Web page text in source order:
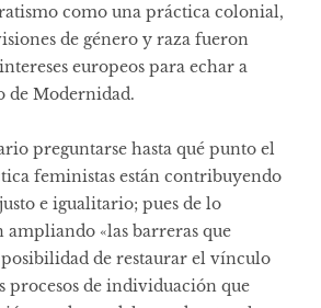
como una práctica colonial,
de género y raza fueron
europeos para echar a
de Modernidad.
preguntarse hasta qué punto el
feministas están contribuyendo
e igualitario; pues de lo
«las barreras que
de restaurar el vínculo
procesos de individuación que